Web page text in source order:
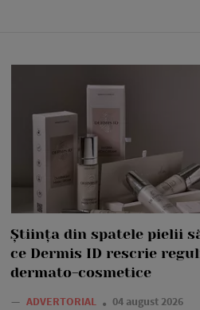
Știința din spatele pielii
ce Dermis ID rescrie
dermato-cosmetice
— ADVERTORIAL
04 august 2026